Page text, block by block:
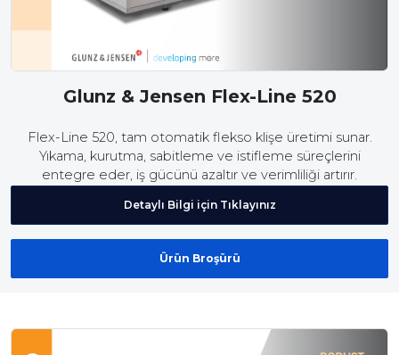
Glunz & Jensen Flex-Line 520
Flex-Line 520, tam otomatik flekso klişe üretimi sunar.
Yıkama, kurutma, sabitleme ve istifleme süreçlerini
entegre eder, iş gücünü azaltır ve verimliliği artırır.
Detaylı Bilgi için Tıklayınız
Ürün Broşürü